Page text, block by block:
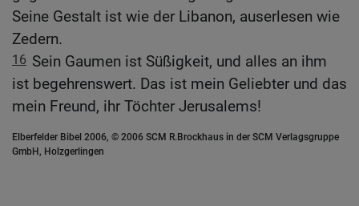
Seine Gestalt ist wie der Libanon, auserlesen wie
Zedern.
16 Sein Gaumen ist Süßigkeit, und alles an ihm
ist begehrenswert. Das ist mein Geliebter und das
mein Freund, ihr Töchter Jerusalems!
Elberfelder Bibel 2006, © 2006 SCM R.Brockhaus in der SCM Verlagsgruppe
GmbH, Holzgerlingen